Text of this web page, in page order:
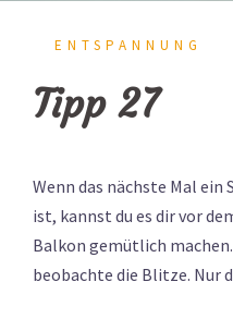
ENTSPANNUNG
Tipp 27
Wenn das nächste Mal
ist, kannst du es dir vor
Balkon gemütlich
beobachte die Blitze. Nur